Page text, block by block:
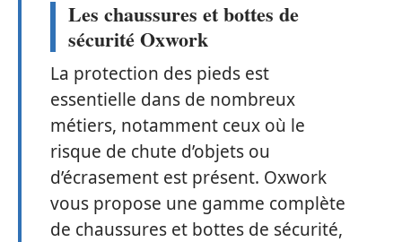
Les chaussures et bottes de
sécurité Oxwork
La protection des pieds est
essentielle dans de nombreux
métiers, notamment ceux où le
risque de chute d’objets ou
d’écrasement est présent. Oxwork
vous propose une gamme complète
de chaussures et bottes de sécurité,